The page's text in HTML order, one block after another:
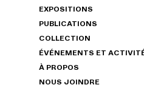
EXPOSITIONS
PUBLICATIONS
COLLECTION
ÉVÉNEMENTS ET
À PROPOS
NOUS JOINDRE